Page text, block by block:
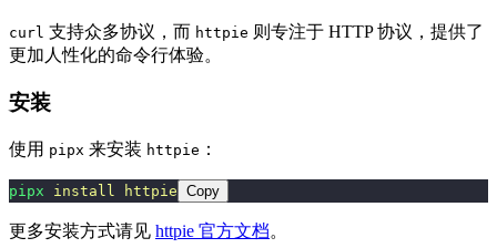
curl 支持众多协议，而 httpie 则专注于 HTTP 协议，提供了
更加人性化的命令行体验。
安装
使用 pipx 来安装 httpie ：
pipx install httpie Copy
更多安装方式请见 httpie 官方文档。